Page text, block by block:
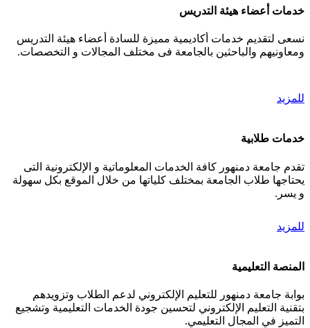
خدمات أعضاء هيئة التدريس
نسعى لتقديم خدمات أكاديمية مميزة للسادة أعضاء هيئة التدريس
ومعاونيهم والباحثين بالجامعة فى مختلف المجالات و التخصصات.
للمزيد
خدمات طلابية
تقدم جامعة دمنهور كافة الخدمات المعلوماتية و الإلكترونية التى
يحتاجها طلاب الجامعة بمختلف كلياتها من خلال الموقع بكل سهولة
و يسر.
للمزيد
المنصة التعليمية
بوابة جامعة دمنهور للتعليم الإلكتروني لدعم الطلاب وتزويدهم
بتقنية التعليم الإلكتروني لتحسين جودة الخدمات التعليمية وتشجيع
التميز في المجال التعليمي.